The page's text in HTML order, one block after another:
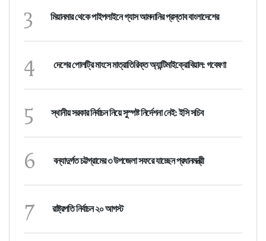
3 মিয়ানমার থেকে পাইপলাইনে গ্যাস আমদানির প্রস্তাব বাংলাদেশের
4 দেশের পোলট্রি মাংসে মাত্রাতিরিক্ত অ্যান্টিমাইক্রোবিয়াল: গবেষণা
5 স্থানীয় সরকার নির্বাচন নিয়ে সুস্পষ্ট নির্দেশনা নেই: ইসি সচিব
6 বন্যাদুর্গত চট্টগ্রামের ৩ উপজেলা সফরে যাচ্ছেন প্রধানমন্ত্রী
7 রাষ্ট্রপতি নির্বাচন ২০ আগস্ট